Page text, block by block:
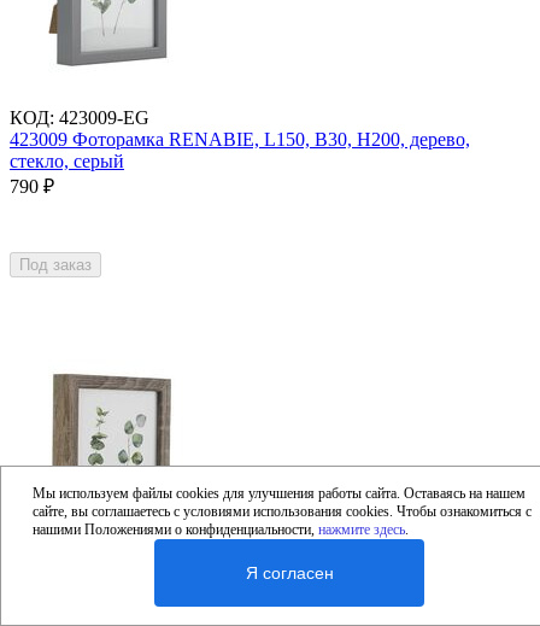
КОД: 423009-EG
423009 Фоторамка RENABIE, L150, B30, H200, дерево,
стекло, серый
790 ₽
Под заказ
423011 Фоторамка RENABIE, L150, B30, H200, дерево,
Мы используем файлы cookies для улучшения работы сайта. Оставаясь на нашем
сайте, вы соглашаетесь с условиями использования cookies. Чтобы ознакомиться с
нашими Положениями о конфиденциальности,нажмите здесь.
Я согласен